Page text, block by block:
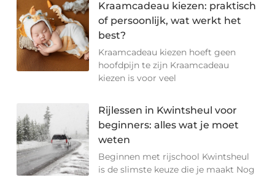
Kraamcadeau kiezen: praktisch
of persoonlijk, wat werkt het
best?
Kraamcadeau kiezen hoeft geen
hoofdpijn te zijn Kraamcadeau
kiezen is voor veel
Rijlessen in Kwintsheul voor
beginners: alles wat je moet
weten
Beginnen met rijschool Kwintsheul
is de slimste keuze die je maakt Nog